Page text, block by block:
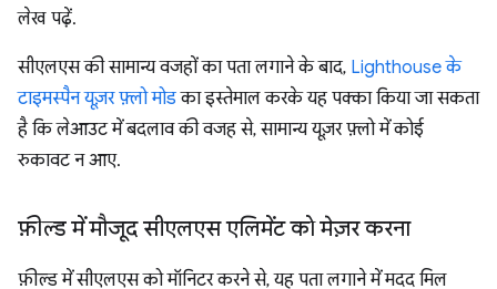
लेख पढ़ें.
सीएलएस की सामान्य वजहों का पता लगाने के बाद, Lighthouse के
टाइमस्पैन यूज़र फ़्लो मोडका इस्तेमाल करके यह पक्का किया जा सकता
है कि लेआउट में बदलाव की वजह से, सामान्य यूज़र फ़्लो में कोई
रुकावट न आए.
फ़ील्ड में मौजूद सीएलएस एलिमेंट को मेज़र करना
फ़ील्ड में सीएलएस को मॉनिटर करने से, यह पता लगाने में मदद मिल